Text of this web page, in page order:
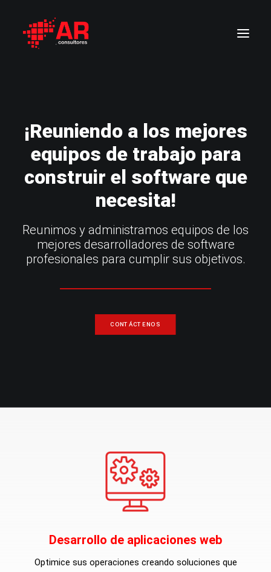
CONTRATACIONES
QA TESTING
POSICIONES ABIERTAS
¡Reuniendo a los mejores
equipos de trabajo para
construir el software que
necesita!
Reunimos y administramos equipos de los
mejores desarrolladores de software
profesionales para cumplir sus objetivos.
CONTÁCTENOS
Desarrollo de aplicaciones web
Optimice sus operaciones creando soluciones que